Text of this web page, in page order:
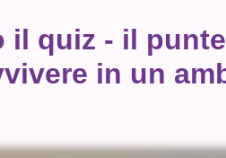
il quiz - il
in un